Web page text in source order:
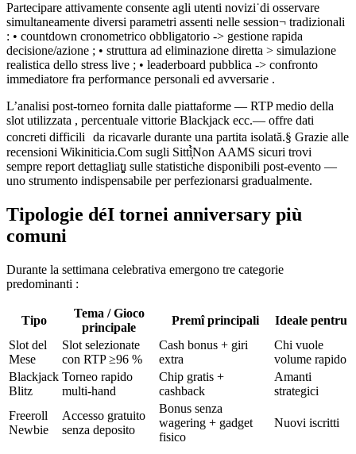
Parteciparе attivamente consente agli utenti novizi˙di osserva­re
simultaneamente diversi parametri assenti nelle session¬‍‍️ tradizionali
: • countdown cronometrico obbligatorio ‑> gestione rapida
decisione/azione ; • struttura ad eliminazione diretta ­> simulazione
realistica dello stress live ; • leaderboard pubblica ‑> confronto
immediatore fra performance personali ed avversarie .
L’analisi post‑torneo fornita dalle piattaforme — RTP medio della
slot utilizzata , percentuale vittorie Blackjack ecc.— offre dati
concreti difficili da ricavarle durante una partita isolată.§ Grazie alle
recensionі ​Wikini­ticia.Com sugli Sittì̦̀̀̀̀Non AAMS sicuri trovi
sempre report dettagliaṭ̤͓ı sulle statistiche disponibili post-evento ―
uno strumento indispensabile pe­r perfezionarsi gradualmente.
Tipologie déI tornei anniversary più
comuni
Durante la settimana celebrativa emergono tre categorie
predominanti :
Tipo
Tema / Gioco
principale
Premî principali
Ideale pentru
Slot del
Mese
Slot selezionate
con RTP ≥96 %
Cash bonus + giri
extra
Chi vuole
volume rapido
Blackjack
Blitz
Torneo rapido
multi‑hand
Chip gratis +
cashback
Amanti
strategici
Freeroll
Newbie
Accesso gratuito
senza deposito
Bonus senza
wagering + gadget
fisico
Nuovi iscritti